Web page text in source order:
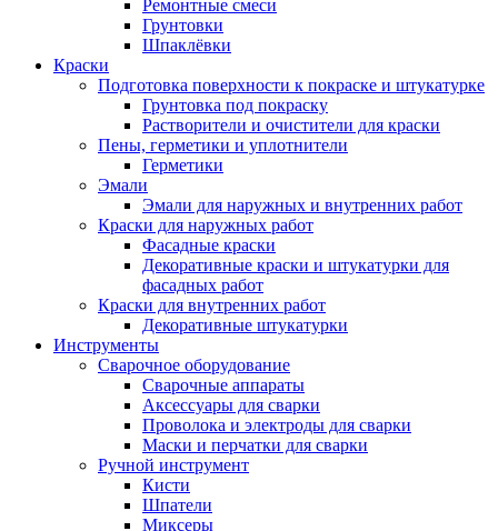
Ремонтные смеси
Грунтовки
Шпаклёвки
Краски
Подготовка поверхности к покраске и штукатурке
Грунтовка под покраску
Растворители и очистители для краски
Пены, герметики и уплотнители
Герметики
Эмали
Эмали для наружных и внутренних работ
Краски для наружных работ
Фасадные краски
Декоративные краски и штукатурки для
фасадных работ
Краски для внутренних работ
Декоративные штукатурки
Инструменты
Сварочное оборудование
Сварочные аппараты
Аксессуары для сварки
Проволока и электроды для сварки
Маски и перчатки для сварки
Ручной инструмент
Кисти
Шпатели
Миксеры